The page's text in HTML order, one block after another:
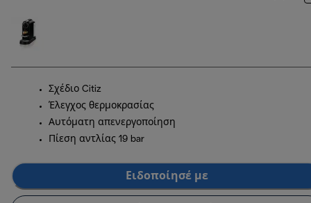
Σχέδιο Citiz
Έλεγχος θερμοκρασίας
Αυτόματη απενεργοποίηση
Πίεση αντλίας 19 bar
Ειδοποίησέ με